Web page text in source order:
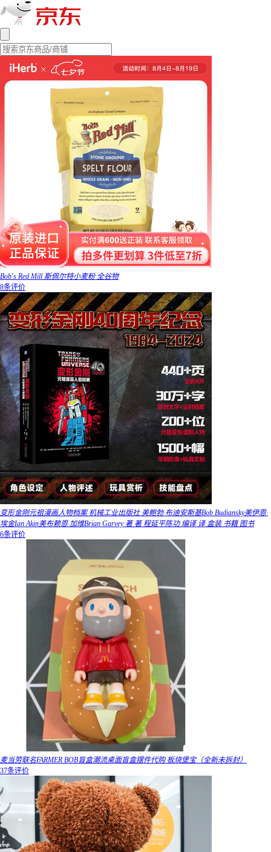
Bob's Red Mill 斯佩尔特小麦粉 全谷物
8条评价
变形金刚元祖漫画人物档案 机械工业出版社 美鲍勃·布迪安斯基Bob Budiansky美伊恩·
埃金Ian Akin美布赖恩·加维Brian Garvey 著 著 程延平陈功 编译 译 盒装 书籍 图书
6条评价
麦当劳联名FARMER BOB盲盒潮流桌面盲盒摆件代购 板烧堡宝（全新未拆封）
37条评价